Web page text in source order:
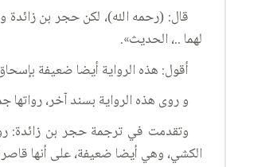
قال: (رحمه الله)، لكن حجر بن زائدة
لهما ..، الحديث».
أقول: هذه الرواية أيضا ضعيفة
و روى هذه الرواية بسند آخر،
وتقدمت في ترجمة حجر بن زائدة:
الكشي، وهي أيضا ضعيفة، على أنها قاصرة